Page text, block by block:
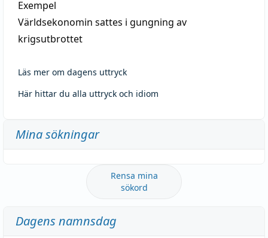
Exempel
Världsekonomin sattes i gungning av
krigsutbrottet
Läs mer om dagens uttryck
Här hittar du alla uttryck och idiom
Mina sökningar
Rensa mina
sökord
Dagens namnsdag